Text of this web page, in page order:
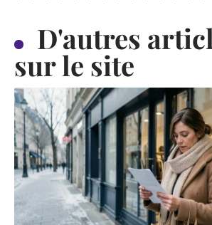
D'autres
sur le site